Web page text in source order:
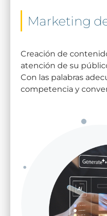
Marketing
Creación de
atención de su
Con las palabras
competencia y